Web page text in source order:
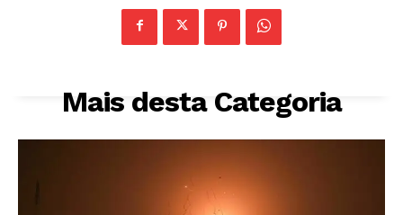
Mais desta Categoria